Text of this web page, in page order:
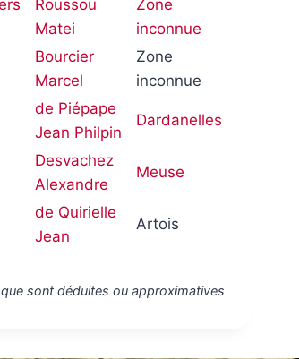
Roussou
Matei
Zone
inconnue
Bourcier
Marcel
Zone
inconnue
de Piépape
Jean Philpin
Dardanelles
Desvachez
Alexandre
Meuse
de Quirielle
Jean
Artois
sont déduites ou approximatives